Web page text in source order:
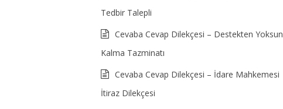
Tedbir Talepli
Cevaba Cevap Dilekçesi – Destekten Yoksun
Kalma Tazminatı
Cevaba Cevap Dilekçesi – İdare Mahkemesi
İtiraz Dilekçesi